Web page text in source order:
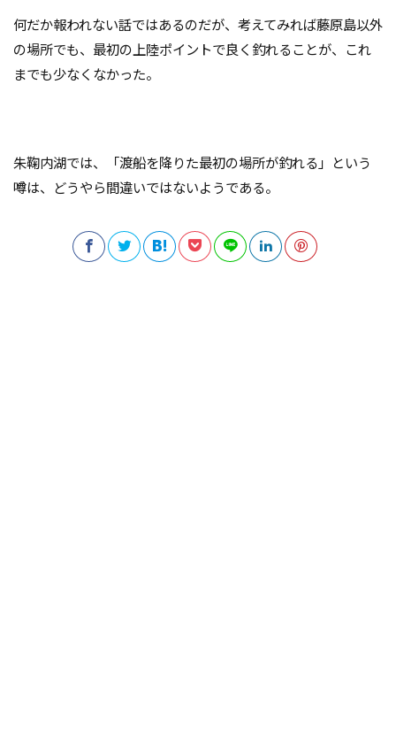
何だか報われない話ではあるのだが、考えてみれば藤原島以外
の場所でも、最初の上陸ポイントで良く釣れることが、これ
までも少なくなかった。
朱鞠内湖では、「渡船を降りた最初の場所が釣れる」という
噂は、どうやら間違いではないようである。